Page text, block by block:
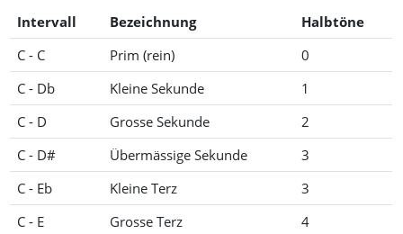
Intervall Bezeichnung
Halbtöne
C - C
Prim (rein)
0
C - Db
Kleine Sekunde
1
C - D
Grosse Sekunde
2
C - D#
Übermässige Sekunde
3
C - Eb
Kleine Terz
3
C - E
Grosse Terz
4